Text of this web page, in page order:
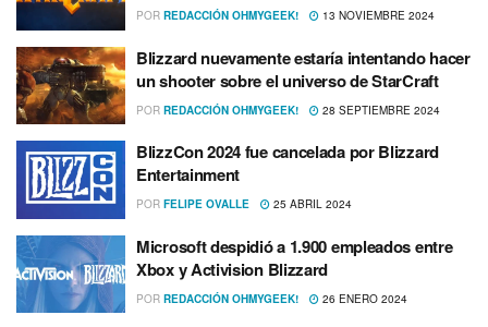
POR REDACCIÓN OHMYGEEK! 13 NOVIEMBRE 2024
Blizzard nuevamente estaría intentando hacer
un shooter sobre el universo de StarCraft
POR REDACCIÓN OHMYGEEK! 28 SEPTIEMBRE 2024
BlizzCon 2024 fue cancelada por Blizzard
Entertainment
POR FELIPE OVALLE 25 ABRIL 2024
Microsoft despidió a 1.900 empleados entre
Xbox y Activision Blizzard
POR REDACCIÓN OHMYGEEK! 26 ENERO 2024